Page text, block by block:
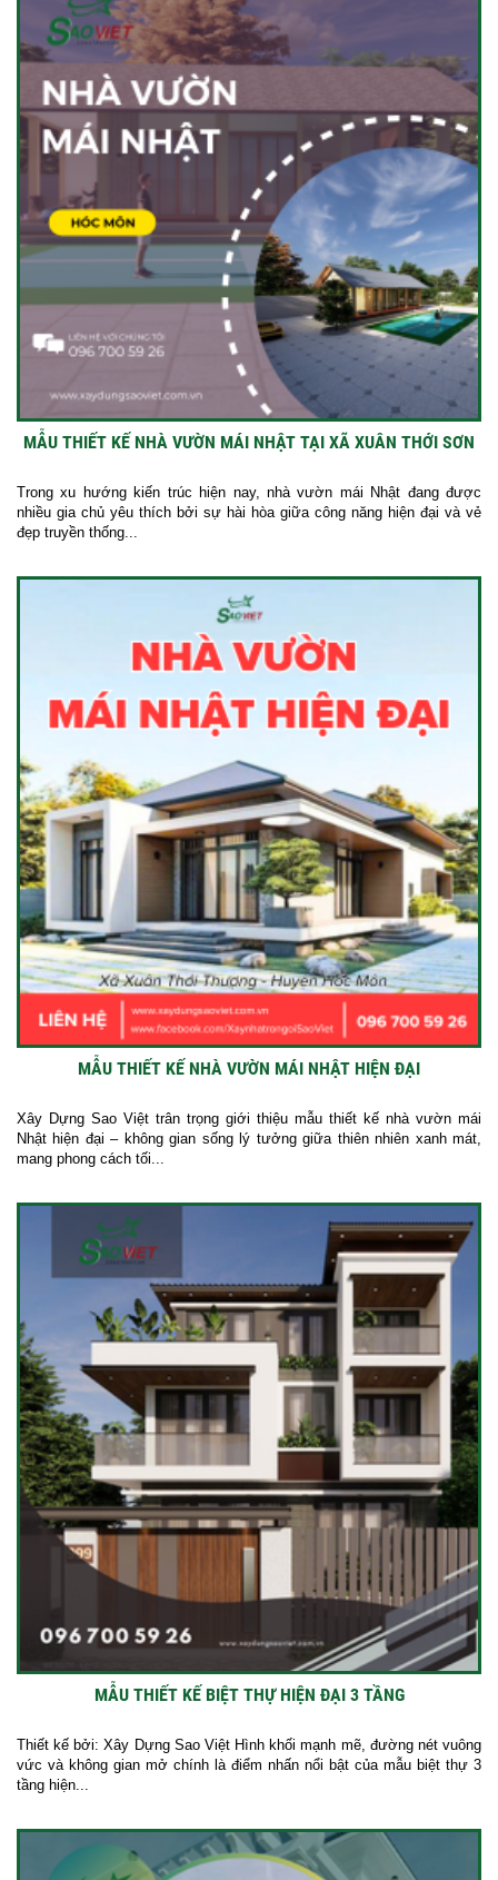
MẪU THIẾT KẾ NHÀ VƯỜN MÁI NHẬT TẠI XÃ XUÂN THỚI SƠN
Trong xu hướng kiến trúc hiện nay, nhà vườn mái Nhật đang được
nhiều gia chủ yêu thích bởi sự hài hòa giữa công năng hiện đại và vẻ
đẹp truyền thống...
MẪU THIẾT KẾ NHÀ VƯỜN MÁI NHẬT HIỆN ĐẠI
Xây Dựng Sao Việt trân trọng giới thiệu mẫu thiết kế nhà vườn mái
Nhật hiện đại – không gian sống lý tưởng giữa thiên nhiên xanh mát,
mang phong cách tối...
MẪU THIẾT KẾ BIỆT THỰ HIỆN ĐẠI 3 TẦNG
Thiết kế bởi: Xây Dựng Sao Việt Hình khối mạnh mẽ, đường nét vuông
vức và không gian mở chính là điểm nhấn nổi bật của mẫu biệt thự 3
tầng hiện...